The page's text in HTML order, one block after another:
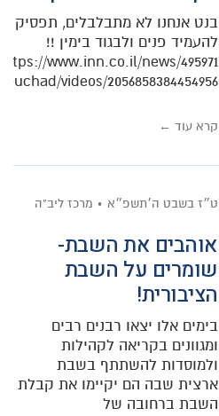
בנט אנחנו לא מתבלבלים, תפסיק
להעמיד פנים ולבגוד בימין !!
www.inn.co.il/news/495971
קרא עוד ←
ט״ז בשבט ה׳תשפ״א מרכז ליב"ה
אוהבים את השבת-
שומרים על השבת
הציבורית!
בימים אלו יצאו רבנים רבים
ומגוונים בקריאה לקהילות
ולמוסדות להשתתף בשבת
ארצית שבה הם יקיימו את קבלת
השבת ברחובה של